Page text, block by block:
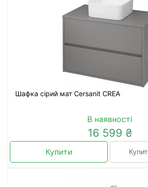
Шафка сірий мат Cersanit CREA
В наявності
16 599 ₴
Купити